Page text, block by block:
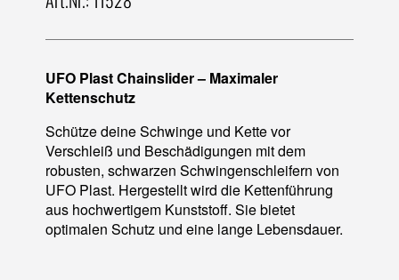
UFO Plast Chainslider – Maximaler
Kettenschutz
Schütze deine Schwinge und Kette vor
Verschleiß und Beschädigungen mit dem
robusten, schwarzen Schwingenschleifern von
UFO Plast. Hergestellt wird die Kettenführung
aus hochwertigem Kunststoff. Sie bietet
optimalen Schutz und eine lange Lebensdauer.